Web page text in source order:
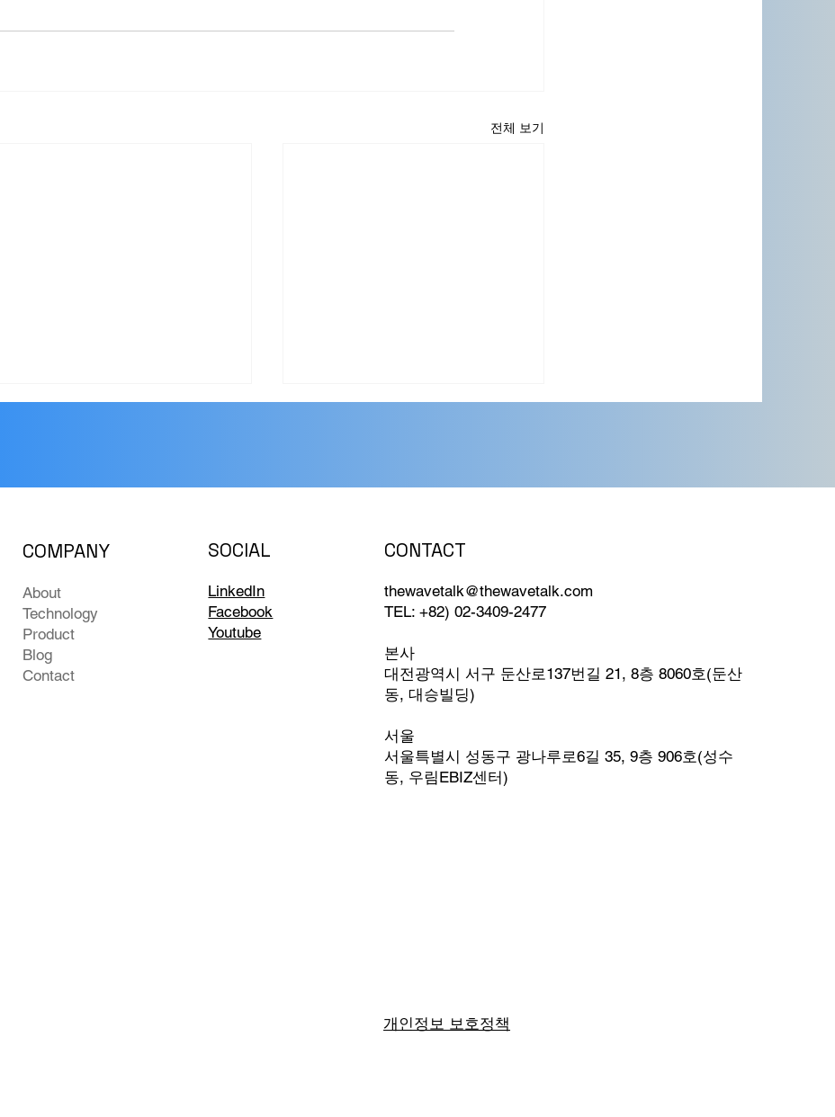
전체 보기
기술 공신력 확보: 광학 및 AI
기술로 여는 차세대 수질 및
바이오 진단
현장 실증(PoC) 확대: 검증된
탁도계, 수영장 수질부터 유충
감지까지 적용
About
Technology
Product
Blog
Contact
COMPANY SOCIAL
LinkedIn
Facebook
Youtube
CONTACT
thewavetalk@thewavetalk.com
TEL: +82) 02-3409-2477
본사
대전광역시 서구 둔산로137번길 21, 8층 8060호(둔산
동, 대승빌딩)
서울
서울특별시 성동구 광나루로6길 35, 9층 906호(성수
동, 우림EBIZ센터)
개인정보 보호정책